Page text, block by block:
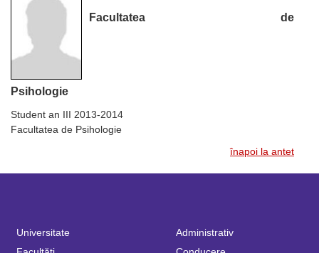
Facultatea de
Psihologie
Student an III 2013-2014
Facultatea de Psihologie
înapoi la antet
Universitate
Administrativ